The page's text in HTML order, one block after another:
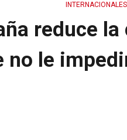
INTERNACIONALES
reduce
no le